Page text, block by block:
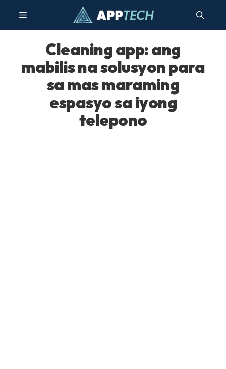
nilalaman
Menu
Cleaning app: ang
mabilis na solusyon para
sa mas maraming
espasyo sa iyong
telepono